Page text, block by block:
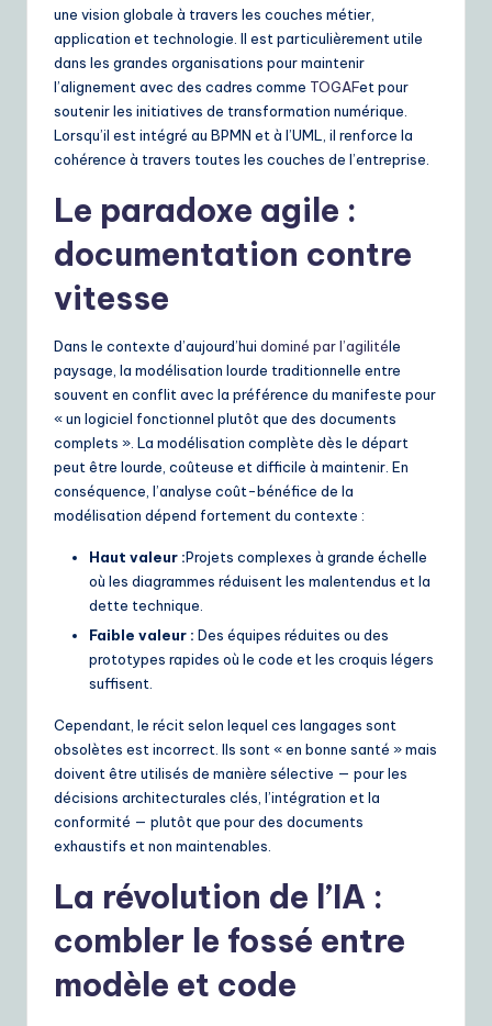
une vision globale à travers les couches métier,
application et technologie. Il est particulièrement utile
dans les grandes organisations pour maintenir
l’alignement avec des cadres comme TOGAFet pour
soutenir les initiatives de transformation numérique.
Lorsqu’il est intégré au BPMN et à l’UML, il renforce la
cohérence à travers toutes les couches de l’entreprise.
Le paradoxe agile :
documentation contre
vitesse
Dans le contexte d’aujourd’hui dominé par l’agilitéle
paysage, la modélisation lourde traditionnelle entre
souvent en conflit avec la préférence du manifeste pour
« un logiciel fonctionnel plutôt que des documents
complets ». La modélisation complète dès le départ
peut être lourde, coûteuse et difficile à maintenir. En
conséquence, l’analyse coût-bénéfice de la
modélisation dépend fortement du contexte :
Haut valeur :Projets complexes à grande échelle
où les diagrammes réduisent les malentendus et la
dette technique.
Faible valeur : Des équipes réduites ou des
prototypes rapides où le code et les croquis légers
suffisent.
Cependant, le récit selon lequel ces langages sont
obsolètes est incorrect. Ils sont « en bonne santé » mais
doivent être utilisés de manière sélective — pour les
décisions architecturales clés, l’intégration et la
conformité — plutôt que pour des documents
exhaustifs et non maintenables.
La révolution de l’IA :
combler le fossé entre
modèle et code